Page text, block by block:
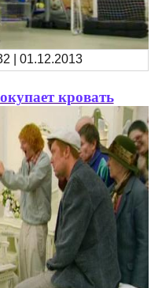
| 01.12.2013
кровать